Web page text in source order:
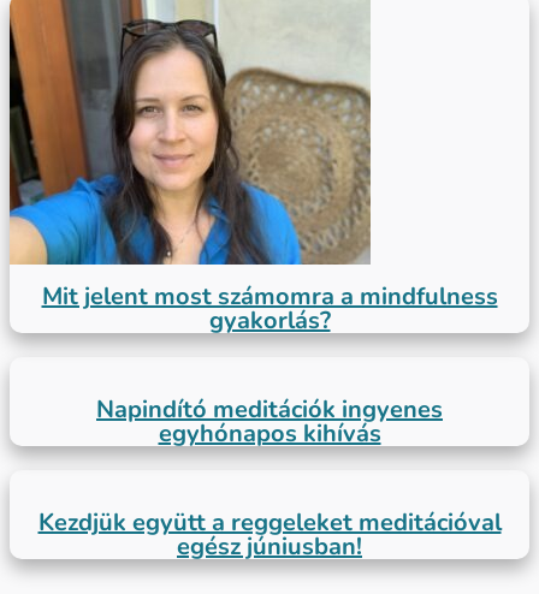
Mit jelent most számomra a mindfulness
gyakorlás?
Napindító meditációk ingyenes
egyhónapos kihívás
Kezdjük együtt a reggeleket meditációval
egész júniusban!